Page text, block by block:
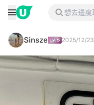
Sinsze 2025/12/23